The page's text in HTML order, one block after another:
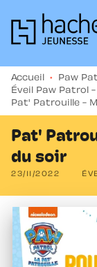
MENU
Accueil • Paw
Éveil Paw Patrol
Pat' Patrouille -
Pat'
du soir
23/11/2022